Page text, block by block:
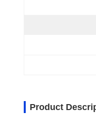
Product